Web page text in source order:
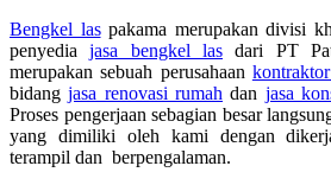
Bengkel laspakama merupakan divisi
penyediajasa bengkel las dari PT
merupakan sebuah perusahaan
bidangjasa renovasi rumah dan jasa
Proses pengerjaan sebagian besar
yang dimiliki oleh kami dengan
terampil dan berpengalaman.